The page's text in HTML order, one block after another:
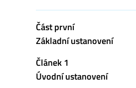
Část první
Základní ustanovení
Článek 1
Úvodní ustanovení